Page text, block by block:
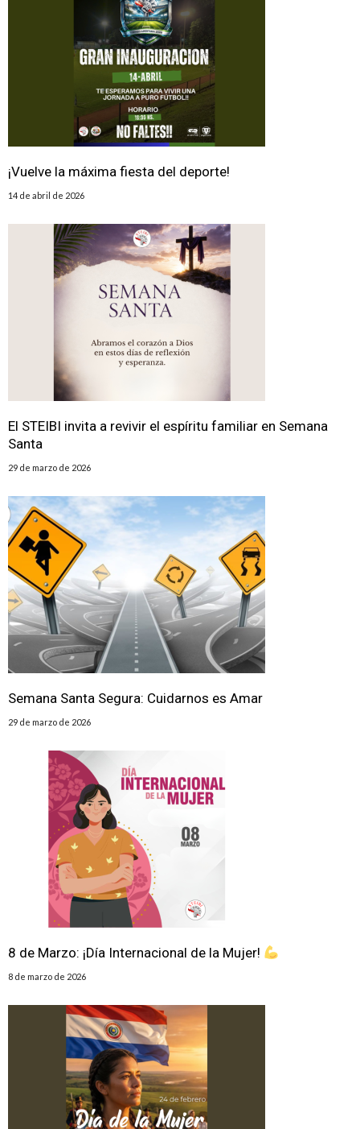
¡Vuelve la máxima fiesta del deporte!
14 de abril de 2026
El STEIBI invita a revivir el espíritu familiar en Semana
Santa
29 de marzo de 2026
Semana Santa Segura: Cuidarnos es Amar
29 de marzo de 2026
8 de Marzo: ¡Día Internacional de la Mujer!
8 de marzo de 2026